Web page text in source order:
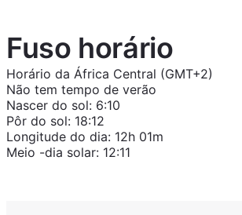
Fuso horário
Horário da África Central (GMT+2)
Não tem tempo de verão
Nascer do sol: 6:10
Pôr do sol: 18:12
Longitude do dia: 12h 01m
Meio -dia solar: 12:11